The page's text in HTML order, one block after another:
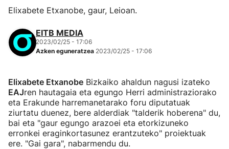
Elixabete Etxanobe, gaur, Leioan.
EITB MEDIA
2023/02/25 - 17:06
Azken eguneratzea 2023/02/25 - 17:06
Elixabete Etxanobe Bizkaiko ahaldun nagusi izateko
EAJren hautagaia eta egungo Herri administraziorako
eta Erakunde harremanetarako foru diputatuak
ziurtatu duenez, bere alderdiak "talderik hoberena" du,
bai eta "gaur egungo arazoei eta etorkizuneko
erronkei eraginkortasunez erantzuteko" proiektuak
ere. "Gai gara", nabarmendu du.